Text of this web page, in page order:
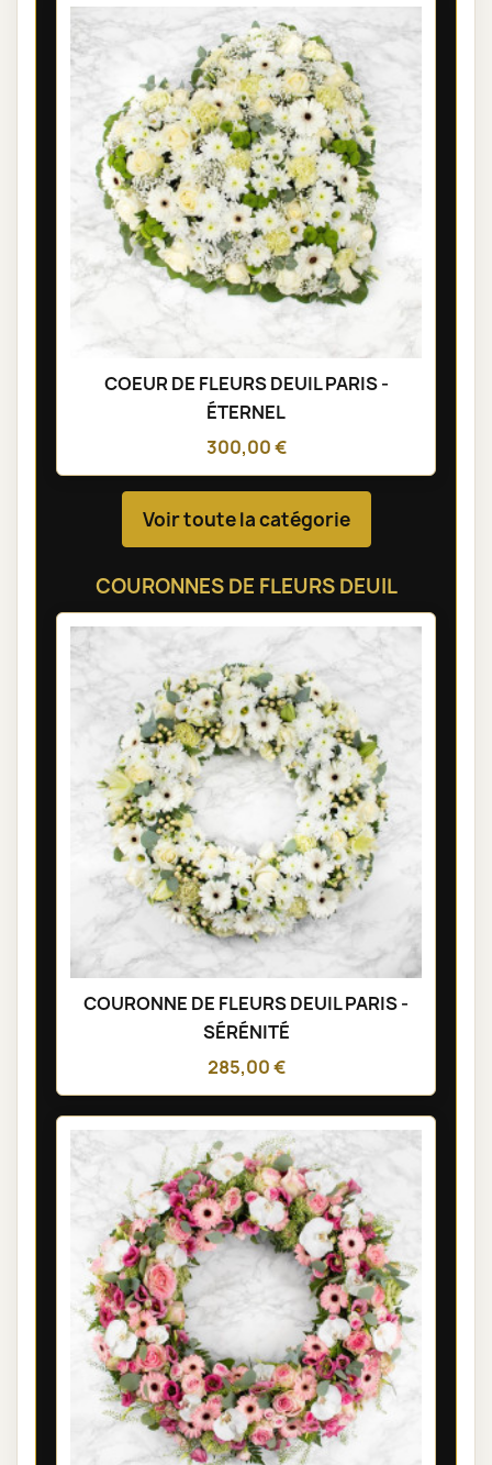
COEUR DE FLEURS DEUIL PARIS -
ÉTERNEL
300,00 €
Voir toute la catégorie
COURONNES DE FLEURS DEUIL
COURONNE DE FLEURS DEUIL PARIS -
SÉRÉNITÉ
285,00 €